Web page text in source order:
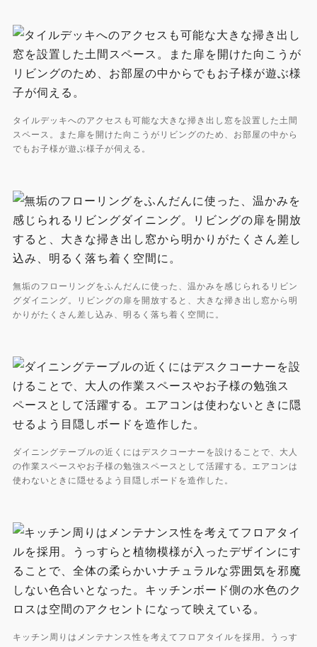
タイルデッキへのアクセスも可能な大きな掃き出し窓を設置した土間
スペース。また扉を開けた向こうがリビングのため、お部屋の中から
でもお子様が遊ぶ様子が伺える。
無垢のフローリングをふんだんに使った、温かみを感じられるリビン
グダイニング。リビングの扉を開放すると、大きな掃き出し窓から明
かりがたくさん差し込み、明るく落ち着く空間に。
ダイニングテーブルの近くにはデスクコーナーを設けることで、大人
の作業スペースやお子様の勉強スペースとして活躍する。エアコンは
使わないときに隠せるよう目隠しボードを造作した。
キッチン周りはメンテナンス性を考えてフロアタイルを採用。うっす